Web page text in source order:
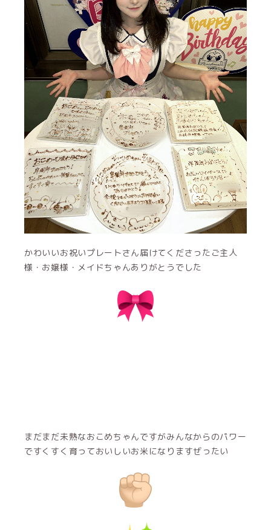
かわいいお祝いプレートさん届けてくださったご主人
様・お嬢様・メイドちゃんありがとうでした
まだまだ未熟なおこめちゃんですがみんなからのパワー
ですくすく育っておいしいお米になりますぜったい